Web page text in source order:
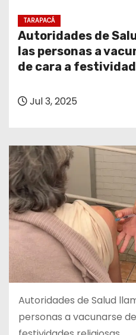
TARAPACÁ
Autoridades de
las personas a
de cara a
Jul 3, 2025
Autoridades de Salud
personas a vacunarse